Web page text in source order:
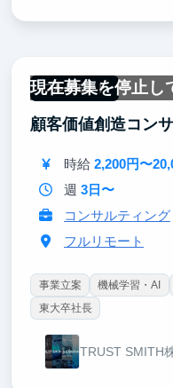
現在募集を停止し
フルリモート
顧客価値創造コン
時給 2,200円〜
週 3日〜
コンサルティング
フルリモート
事業立案 機械学習・AI
東大卒社長
TRUST SMITH